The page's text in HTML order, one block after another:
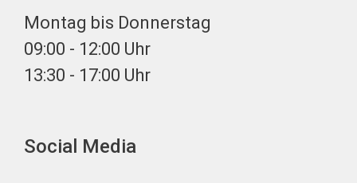
Montag bis Donnerstag
09:00 - 12:00 Uhr
13:30 - 17:00 Uhr
Social Media